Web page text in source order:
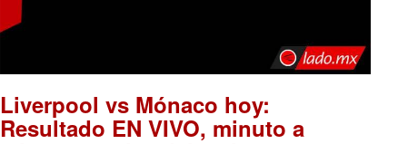
Liverpool vs Mónaco hoy:
Resultado EN VIVO, minuto a